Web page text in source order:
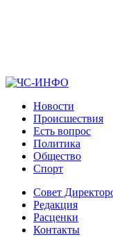
Новости
Происшествия
Есть вопрос
Политика
Общество
Спорт
Совет
Редакция
Расценки
Контакты